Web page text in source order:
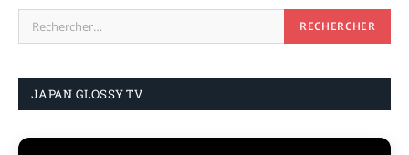
JAPAN GLOSSY TV